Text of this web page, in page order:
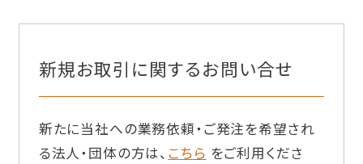
新規お取引に関するお問い合せ
新たに当社への業務依頼・ご発注を希望され
る法人・団体の方は、 こちら をご利用くださ